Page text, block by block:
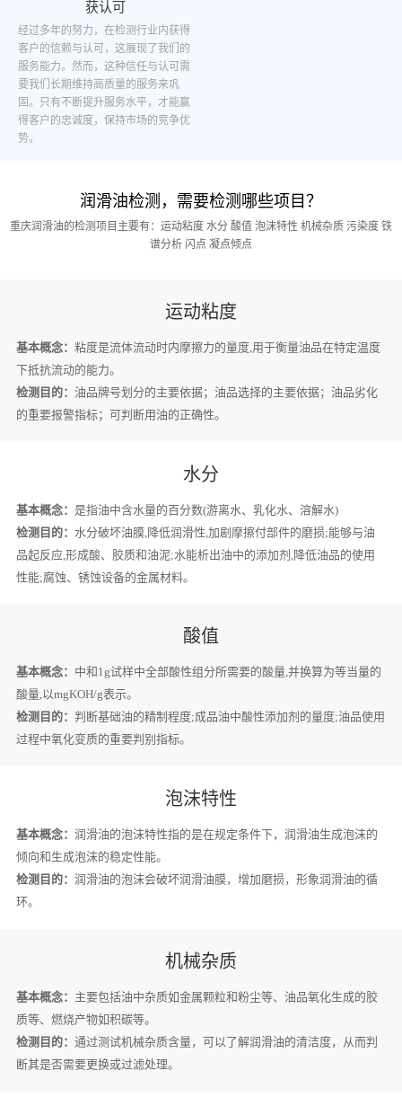
获认可
经过多年的努力，在检测行业内获得
客户的信赖与认可，这展现了我们的
服务能力。然而，这种信任与认可需
要我们长期维持高质量的服务来巩
固。只有不断提升服务水平，才能赢
得客户的忠诚度，保持市场的竞争优
势。
润滑油检测，需要检测哪些项目？
重庆润滑油的检测项目主要有：运动粘度 水分 酸值 泡沫特性 机械杂质 污染度 铁
谱分析 闪点 凝点倾点
运动粘度
基本概念： 粘度是流体流动时内摩擦力的量度,用于衡量油品在特定温度
下抵抗流动的能力。
检测目的： 油品牌号划分的主要依据；油品选择的主要依据；油品劣化
的重要报警指标；可判断用油的正确性。
水分
基本概念： 是指油中含水量的百分数(游离水、乳化水、溶解水)
检测目的： 水分破坏油膜,降低润滑性,加剧摩擦付部件的磨损;能够与油
品起反应,形成酸、胶质和油泥;水能析出油中的添加剂,降低油品的使用
性能;腐蚀、锈蚀设备的金属材料。
酸值
基本概念： 中和1g试样中全部酸性组分所需要的酸量,并换算为等当量的
酸量,以mgKOH/g表示。
检测目的： 判断基础油的精制程度;成品油中酸性添加剂的量度;油品使用
过程中氧化变质的重要判别指标。
泡沫特性
基本概念： 润滑油的泡沫特性指的是在规定条件下，润滑油生成泡沫的
倾向和生成泡沫的稳定性能。
检测目的： 润滑油的泡沫会破坏润滑油膜，增加磨损，形象润滑油的循
环。
机械杂质
基本概念： 主要包括油中杂质如金属颗粒和粉尘等、油品氧化生成的胶
质等、燃烧产物如积碳等。
检测目的： 通过测试机械杂质含量，可以了解润滑油的清洁度，从而判
断其是否需要更换或过滤处理。